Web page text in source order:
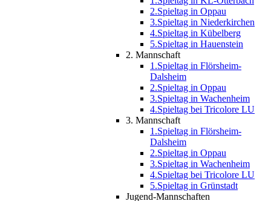
2.Spieltag in Oppau
3.Spieltag in Niederkirchen
4.Spieltag in Kübelberg
5.Spieltag in Hauenstein
2. Mannschaft
1.Spieltag in Flörsheim-
Dalsheim
2.Spieltag in Oppau
3.Spieltag in Wachenheim
4.Spieltag bei Tricolore LU
3. Mannschaft
1.Spieltag in Flörsheim-
Dalsheim
2.Spieltag in Oppau
3.Spieltag in Wachenheim
4.Spieltag bei Tricolore LU
5.Spieltag in Grünstadt
Jugend-Mannschaften